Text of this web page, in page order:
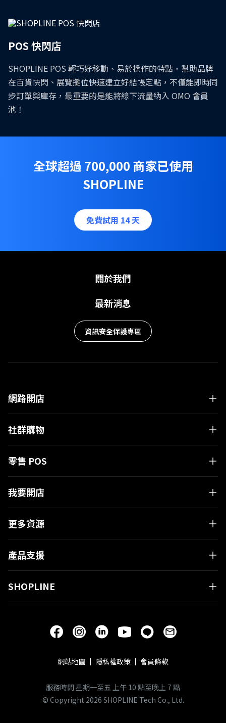
POS 快閃店
SHOPLINE POS 輕巧好移動、易於操作的特點，幫助品牌
在百貨快閃、展覽攤位快速建立好結帳定點，不僅能即時同
步訂單與庫存，最重要的是能將線下流量納入 OMO 會員
池！
全球超過 700,000 商家已使用
SHOPLINE
免費試用 14 天
關於我們
最新消息
資訊安全保護專區
網路開店
社群購物
零售 POS
我要開店
更多資源
產品支援
SHOPLINE
網站地圖 隱私權政策 會員條款
服務時間 星期一至五 上午 10 點至晚上 7 點
© Copyright 2026 SHOPLINE Tech Co., Ltd.
有疑問嗎？
與 SHOPLINE 專業顧問進行
一對一免費電話諮詢！